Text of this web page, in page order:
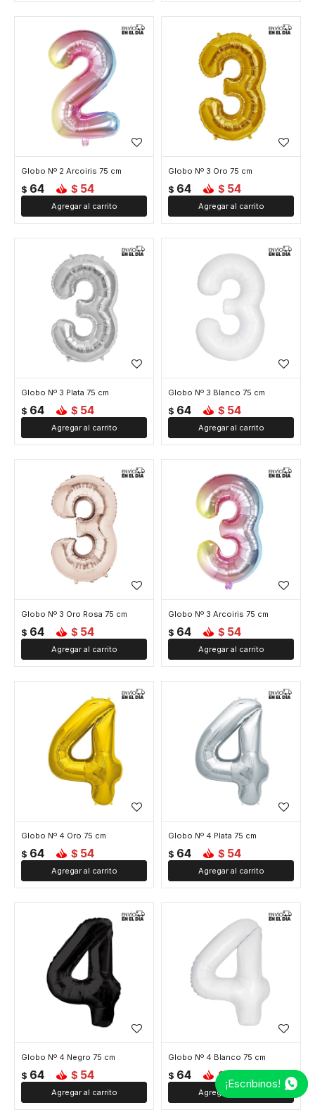
Globo Nº 2 Arcoiris 75 cm
$ 64 $ 54
Globo Nº 3 Oro 75 cm
$ 64 $ 54
Globo Nº 3 Plata 75 cm
$ 64 $ 54
Globo Nº 3 Blanco 75 cm
$ 64 $ 54
Globo Nº 3 Oro Rosa 75 cm
$ 64 $ 54
Globo Nº 3 Arcoiris 75 cm
$ 64 $ 54
Globo Nº 4 Oro 75 cm
$ 64 $ 54
Globo Nº 4 Plata 75 cm
$ 64 $ 54
Globo Nº 4 Negro 75 cm
$ 64 $ 54
Globo Nº 4 Blanco 75 cm
$ 64 $54
¡Escribinos!